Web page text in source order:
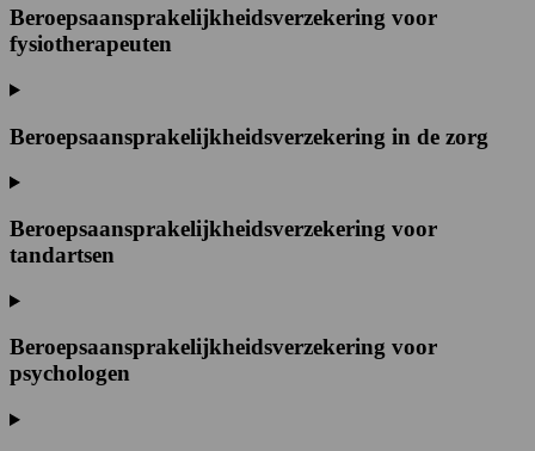
Beroepsaansprakelijkheidsverzekering voor
fysiotherapeuten
Beroepsaansprakelijkheidsverzekering in de zorg
Beroepsaansprakelijkheidsverzekering voor
tandartsen
Beroepsaansprakelijkheidsverzekering voor
psychologen